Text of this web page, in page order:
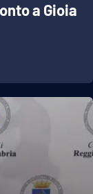
a Gioia